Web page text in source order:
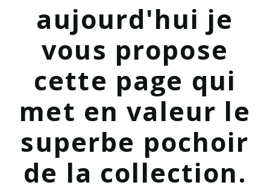
aujourd'hui je
vous propose
cette page qui
met en valeur le
superbe pochoir
de la collection.